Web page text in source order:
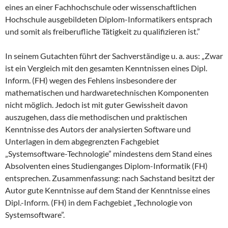
eines an einer Fachhochschule oder wissenschaftlichen
Hochschule ausgebildeten Diplom-Informatikers entsprach
und somit als freiberufliche Tätigkeit zu qualifizieren ist.”
In seinem Gutachten führt der Sachverständige u. a. aus: „Zwar
ist ein Vergleich mit den gesamten Kenntnissen eines Dipl.
Inform. (FH) wegen des Fehlens insbesondere der
mathematischen und hardwaretechnischen Komponenten
nicht möglich. Jedoch ist mit guter Gewissheit davon
auszugehen, dass die methodischen und praktischen
Kenntnisse des Autors der analysierten Software und
Unterlagen in dem abgegrenzten Fachgebiet
„Systemsoftware-Technologie” mindestens dem Stand eines
Absolventen eines Studienganges Diplom-Informatik (FH)
entsprechen. Zusammenfassung: nach Sachstand besitzt der
Autor gute Kenntnisse auf dem Stand der Kenntnisse eines
Dipl.-Inform. (FH) in dem Fachgebiet „Technologie von
Systemsoftware”.